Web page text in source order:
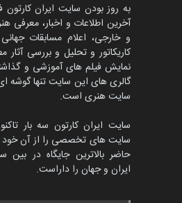
به روز بودن سایت ایران کارتون
آخرین اطلاعات و اخبار، معرفی
و خارجی، اعلام مسابقات
کاریکاتور و تحلیل و بررسی آثار
نمایش فیلم های آموزشی و
گالری های این سایت تنها گوشه
سایت هنری است.
سایت ایران کارتون سه بار
سایت های تخصصی را از آن
حاضر بالاترین جایگاه در
ایران و جهان را داراست.